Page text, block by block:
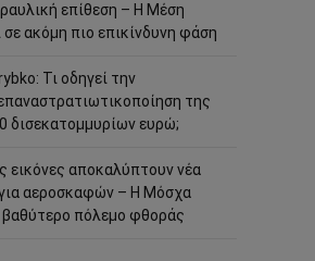
επίθεση – Η Μέση
ακόμη πιο επικίνδυνη φάση
Τι οδηγεί την
της
δισεκατομμυρίων ευρώ;
εικόνες αποκαλύπτουν νέα
αεροσκαφών – Η Μόσχα
βαθύτερο πόλεμο φθοράς